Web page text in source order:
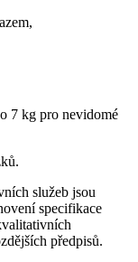
7 kg pro nevidomé
služeb jsou
specifikace
předpisů.